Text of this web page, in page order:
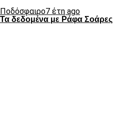
Ποδόσφαιρο7 έτη ago
Τα δεδομένα με Ράφα Σοάρες